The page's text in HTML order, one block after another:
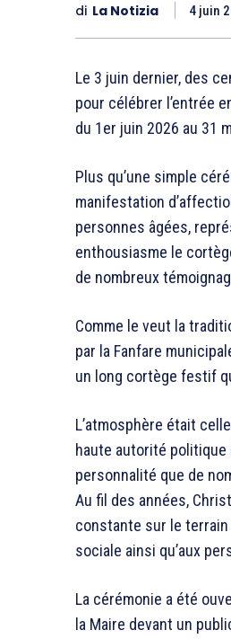
di La Notizia 4 juin
Le 3 juin dernier, des
pour célébrer l’entrée
du 1er juin 2026 au 31
Plus qu’une simple
manifestation
personnes âgées,
enthousiasme le
de nombreux
Comme le veut la
par la Fanfare
un long cortège festif
L’atmosphère était
haute autorité politique
personnalité que de
Au fil des années,
constante sur le terrain
sociale ainsi qu’aux
La cérémonie a été
la Maire devant un